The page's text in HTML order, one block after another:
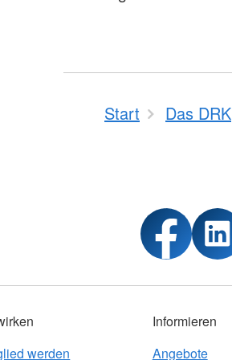
Start Das DRK
werden
Informieren
Angebote